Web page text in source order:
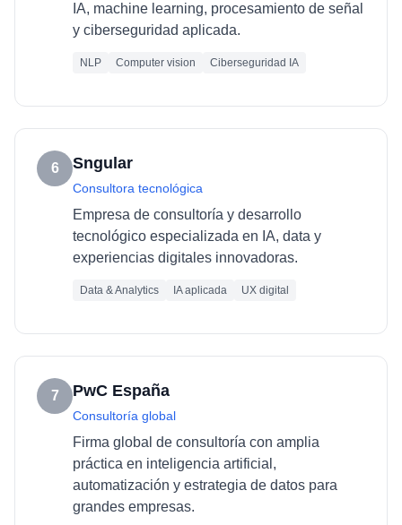
IA, machine learning, procesamiento de señal
y ciberseguridad aplicada.
NLP Computer vision Ciberseguridad IA
6 Sngular
Consultora tecnológica
Empresa de consultoría y desarrollo
tecnológico especializada en IA, data y
experiencias digitales innovadoras.
Data & Analytics IA aplicada UX digital
7 PwC España
Consultoría global
Firma global de consultoría con amplia
práctica en inteligencia artificial,
automatización y estrategia de datos para
grandes empresas.